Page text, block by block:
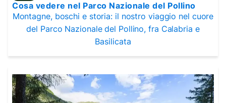
Cosa vedere nel Parco Nazionale del Pollino
Montagne, boschi e storia: il nostro viaggio nel cuore
del Parco Nazionale del Pollino, fra Calabria e
Basilicata